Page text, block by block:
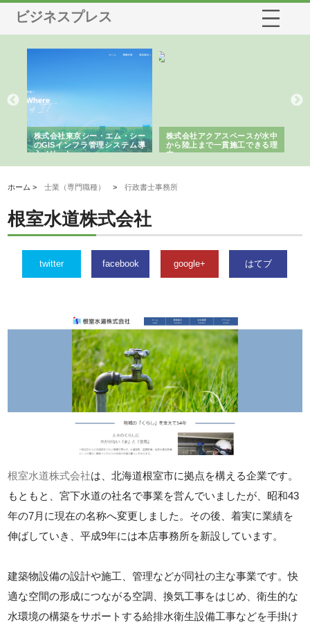
ビジネスプレス
株式会社東京シー・エム・シー
のGISインフラ管理システム導
入メリット
株式会社アクアスペースが水中
から陸上まで一貫施工できる理
由
ホーム >士業（専門職種） >行政書士事務所
根室水道株式会社
twitter facebook google+ はてブ
根室水道株式会社は、北海道根室市に拠点を構える企業です。
もともと、宮下水道の社名で事業を営んでいましたが、昭和43
年の7月に現在の名称へ変更しました。その後、着実に業績を
伸ばしていき、平成9年には本店事務所を新設しています。
建築物設備の設計や施工、管理などが同社の主な事業です。快
適な空間の形成につながる空調、換気工事をはじめ、衛生的な
水環境の構築をサポートする給排水衛生設備工事などを手掛け